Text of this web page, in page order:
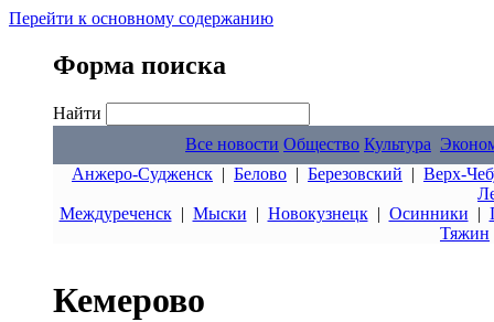
Перейти к основному содержанию
Форма поиска
Найти
Все новости Общество Культура
Анжеро-Судженск | Белово | Березовский | Верх-
Междуреченск| Мыски | Новокузнецк| Осинники |
Тяжин
Кемерово